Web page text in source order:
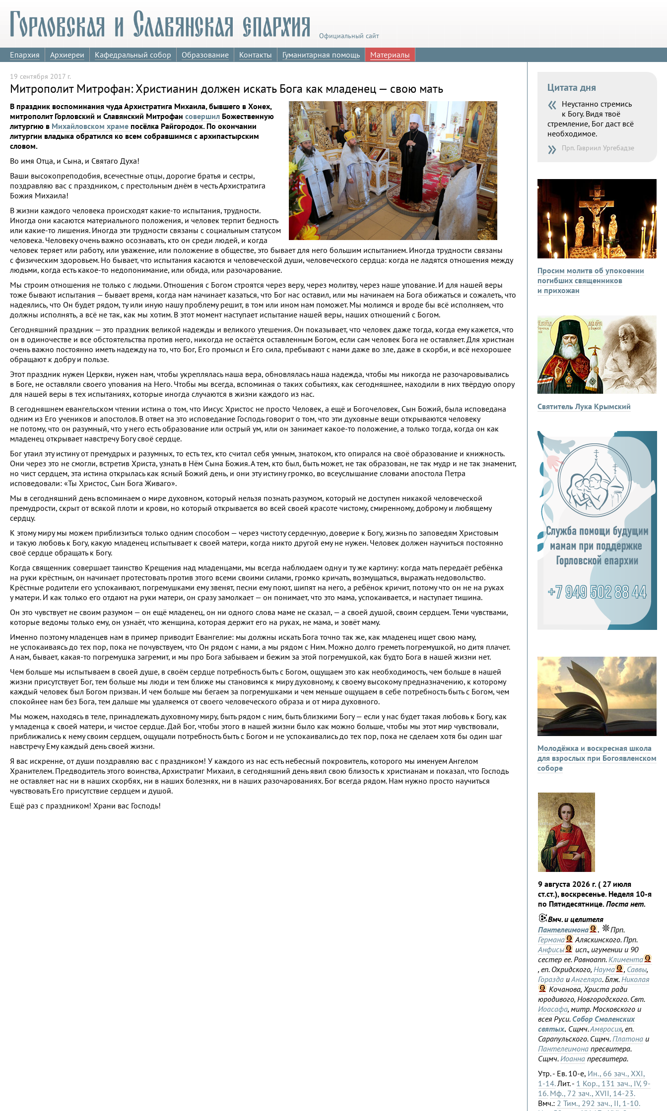
Официальный сайт
Епархия Архиереи Кафедральный собор Образование Контакты Гуманитарная помощь Материалы
19 сентября 2017 г.
Митрополит Митрофан: Христианин должен искать Бога как младенец — свою мать
В праздник воспоминания чуда Архистратига Михаила, бывшего в Хонех,
митрополит Горловский и Славянский Митрофан совершил Божественную
литургию в Михайловском храме посёлка Райгородок. По окончании
литургии владыка обратился ко всем собравшимся с архипастырским
словом.
Во имя Отца, и Сына, и Святаго Духа!
Ваши высокопреподобия, всечестные отцы, дорогие братья и сестры,
поздравляю вас с праздником, с престольным днём в честь Архистратига
Божия Михаила!
В жизни каждого человека происходят какие-то испытания, трудности.
Иногда они касаются материального положения, и человек терпит бедность
или какие-то лишения. Иногда эти трудности связаны с социальным статусом
человека. Человеку очень важно осознавать, кто он среди людей, и когда
человек теряет или работу, или уважение, или положение в обществе, это бывает для него большим испытанием. Иногда трудности связаны
с физическим здоровьем. Но бывает, что испытания касаются и человеческой души, человеческого сердца: когда не ладятся отношения между
людьми, когда есть какое-то недопонимание, или обида, или разочарование.
Мы строим отношения не только с людьми. Отношения с Богом строятся через веру, через молитву, через наше упование. И для нашей веры
тоже бывают испытания — бывает время, когда нам начинает казаться, что Бог нас оставил, или мы начинаем на Бога обижаться и сожалеть, что
надеялись, что Он будет рядом, ту или иную нашу проблему решит, в том или ином нам поможет. Мы молимся и вроде бы всё исполняем, что
должны исполнять, а всё не так, как мы хотим. В этот момент наступает испытание нашей веры, наших отношений с Богом.
Сегодняшний праздник — это праздник великой надежды и великого утешения. Он показывает, что человек даже тогда, когда ему кажется, что
он в одиночестве и все обстоятельства против него, никогда не остаётся оставленным Богом, если сам человек Бога не оставляет. Для христиан
очень важно постоянно иметь надежду на то, что Бог, Его промысл и Его сила, пребывают с нами даже во зле, даже в скорби, и всё нехорошее
обращают к добру и пользе.
Этот праздник нужен Церкви, нужен нам, чтобы укреплялась наша вера, обновлялась наша надежда, чтобы мы никогда не разочаровывались
в Боге, не оставляли своего упования на Него. Чтобы мы всегда, вспоминая о таких событиях, как сегодняшнее, находили в них твёрдую опору
для нашей веры в тех испытаниях, которые иногда случаются в жизни каждого из нас.
В сегодняшнем евангельском чтении истина о том, что Иисус Христос не просто Человек, а ещё и Богочеловек, Сын Божий, была исповедана
одним из Его учеников и апостолов. В ответ на это исповедание Господь говорит о том, что эти духовные вещи открываются человеку
не потому, что он разумный, что у него есть образование или острый ум, или он занимает какое-то положение, а только тогда, когда он как
младенец открывает навстречу Богу своё сердце.
Бог утаил эту истину от премудрых и разумных, то есть тех, кто считал себя умным, знатоком, кто опирался на своё образование и книжность.
Они через это не смогли, встретив Христа, узнать в Нём Сына Божия. А тем, кто был, быть может, не так образован, не так мудр и не так знаменит,
но чист сердцем, эта истина открылась как ясный Божий день, и они эту истину громко, во всеуслышание словами апостола Петра
исповедовали: «Ты Христос, Сын Бога Живаго».
Мы в сегодняшний день вспоминаем о мире духовном, который нельзя познать разумом, который не доступен никакой человеческой
премудрости, скрыт от всякой плоти и крови, но который открывается во всей своей красоте чистому, смиренному, доброму и любящему
сердцу.
К этому миру мы можем приблизиться только одним способом — через чистоту сердечную, доверие к Богу, жизнь по заповедям Христовым
и такую любовь к Богу, какую младенец испытывает к своей матери, когда никто другой ему не нужен. Человек должен научиться постоянно
своё сердце обращать к Богу.
Когда священник совершает таинство Крещения над младенцами, мы всегда наблюдаем одну и ту же картину: когда мать передаёт ребёнка
на руки крёстным, он начинает протестовать против этого всеми своими силами, громко кричать, возмущаться, выражать недовольство.
Крёстные родители его успокаивают, погремушками ему звенят, песни ему поют, шипят на него, а ребёнок кричит, потому что он не на руках
у матери. И как только его отдают на руки матери, он сразу замолкает — он понимает, что это мама, успокаивается, и наступает тишина.
Он это чувствует не своим разумом — он ещё младенец, он ни одного слова маме не сказал, — а своей душой, своим сердцем. Теми чувствами,
которые ведомы только ему, он узнаёт, что женщина, которая держит его на руках, не мама, и зовёт маму.
Именно поэтому младенцев нам в пример приводит Евангелие: мы должны искать Бога точно так же, как младенец ищет свою маму,
не успокаиваясь до тех пор, пока не почувствуем, что Он рядом с нами, а мы рядом с Ним. Можно долго греметь погремушкой, но дитя плачет.
А нам, бывает, какая-то погремушка загремит, и мы про Бога забываем и бежим за этой погремушкой, как будто Бога в нашей жизни нет.
Чем больше мы испытываем в своей душе, в своём сердце потребность быть с Богом, ощущаем это как необходимость, чем больше в нашей
жизни присутствует Бог, тем больше мы люди и тем ближе мы становимся к миру духовному, к своему высокому предназначению, к которому
каждый человек был Богом призван. И чем больше мы бегаем за погремушками и чем меньше ощущаем в себе потребность быть с Богом, чем
спокойнее нам без Бога, тем дальше мы удаляемся от своего человеческого образа и от мира духовного.
Мы можем, находясь в теле, принадлежать духовному миру, быть рядом с ним, быть близкими Богу — если у нас будет такая любовь к Богу, как
у младенца к своей матери, и чистое сердце. Дай Бог, чтобы этого в нашей жизни было как можно больше, чтобы мы этот мир чувствовали,
приближались к нему своим сердцем, ощущали потребность быть с Богом и не успокаивались до тех пор, пока не сделаем хотя бы один шаг
навстречу Ему каждый день своей жизни.
Я вас искренне, от души поздравляю вас с праздником! У каждого из нас есть небесный покровитель, которого мы именуем Ангелом
Хранителем. Предводитель этого воинства, Архистратиг Михаил, в сегодняшний день явил свою близость к христианам и показал, что Господь
не оставляет нас ни в наших скорбях, ни в наших болезнях, ни в наших разочарованиях. Бог всегда рядом. Нам нужно просто научиться
чувствовать Его присутствие сердцем и душой.
Ещё раз с праздником! Храни вас Господь!
Цитата дня
« Неустанно стремись
к Богу. Видя твоё
стремление, Бог даст всё
необходимое.
» Прп. Гавриил Ургебадзе
Просим молитв об упокоении
погибших священников
и прихожан
Святитель Лука Крымский
Молодёжка и воскресная школа
для взрослых при Богоявленском
соборе
9 августа 2026 г. ( 27 июля
ст.ст.), воскресенье. Неделя 10-я
по Пятидесятнице.Поста нет.
Вмч. и целителя
Пантелеимона
.
Прп.
Германа
Аляскинского. Прп.
Анфисы
исп., игумении и 90
сестер ее. Равноапп.Климента
, еп. Охридского, Наума , Саввы,
Горазда иАнгеляра. Блж.Николая
Кочанова, Христа ради
юродивого, Новгородского. Свт.
Иоасафа, митр. Московского и
всея Руси. Собор Смоленских
святых. Сщмч.Амвросия, еп.
Сарапульского. Сщмч.Платона и
Пантелеимона пресвитера.
Сщмч.Иоанна пресвитера.
Утр. - Ев. 10-е, Ин., 66 зач., XXI,
1-14.Лит. - 1 Кор., 131 зач., IV, 9-
16. Мф., 72 зач., XVII, 14-23.
Вмч.: 2 Тим., 292 зач., II, 1-10.